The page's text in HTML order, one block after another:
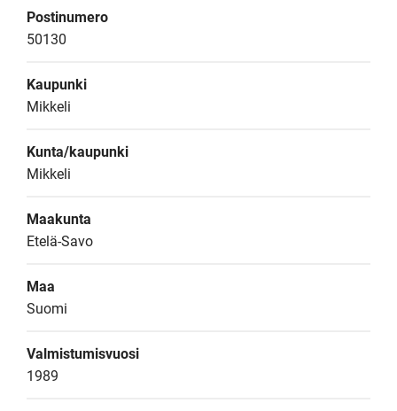
Postinumero
50130
Kaupunki
Mikkeli
Kunta/kaupunki
Mikkeli
Maakunta
Etelä-Savo
Maa
Suomi
Valmistumisvuosi
1989